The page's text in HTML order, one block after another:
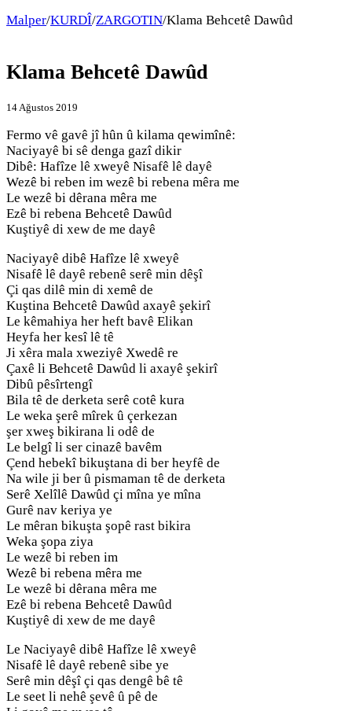
Malper/KURDÎ/ZARGOTIN/Klama Behcetê Dawûd
Klama Behcetê Dawûd
14 Ağustos 2019
Fermo vê gavê jî hûn û kilama qewimînê:
Naciyayê bi sê denga gazî dikir
Dibê: Hafîze lê xweyê Nisafê lê dayê
Wezê bi reben im wezê bi rebena mêra me
Le wezê bi dêrana mêra me
Ezê bi rebena Behcetê Dawûd
Kuştiyê di xew de me dayê
Naciyayê dibê Hafîze lê xweyê
Nisafê lê dayê rebenê serê min dêşî
Çi qas dilê min di xemê de
Kuştina Behcetê Dawûd axayê şekirî
Le kêmahiya her heft bavê Elikan
Heyfa her kesî lê tê
Ji xêra mala xweziyê Xwedê re
Çaxê li Behcetê Dawûd li axayê şekirî
Dibû pêsîrtengî
Bila tê de derketa serê cotê kura
Le weka şerê mîrek û çerkezan
şer xweş bikirana li odê de
Le belgî li ser cinazê bavêm
Çend hebekî bikuştana di ber heyfê de
Na wile ji ber û pismaman tê de derketa
Serê Xelîlê Dawûd çi mîna ye mîna
Gurê nav keriya ye
Le mêran bikuşta şopê rast bikira
Weka şopa ziya
Le wezê bi reben im
Wezê bi rebena mêra me
Le wezê bi dêrana mêra me
Ezê bi rebena Behcetê Dawûd
Kuştiyê di xew de me dayê
Le Naciyayê dibê Hafîze lê xweyê
Nisafê lê dayê rebenê sibe ye
Serê min dêşî çi qas dengê bê tê
Le seet li nehê şevê û pê de